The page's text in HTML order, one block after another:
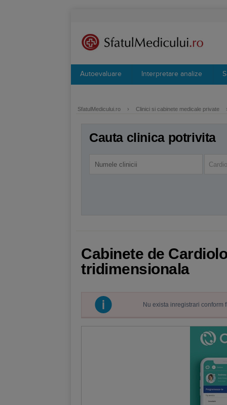
Autoevaluare Interpretare analize
SfatulMedicului.ro › Clinici si cabinete medicale private
Cauta clinica potrivita
Cabinete de
tridimensionala
Nu exista inregistrari